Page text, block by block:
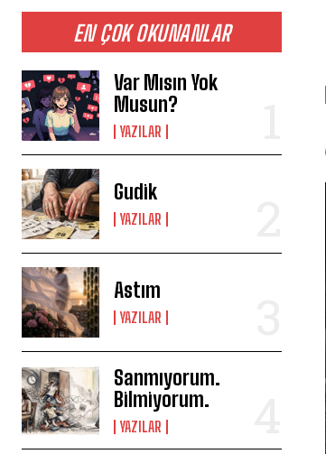
EN ÇOK OKUNANLAR
Var Mısın Yok
Musun?
YAZILAR
Gudik
YAZILAR
Astım
YAZILAR
Sanmıyorum.
Bilmiyorum.
YAZILAR